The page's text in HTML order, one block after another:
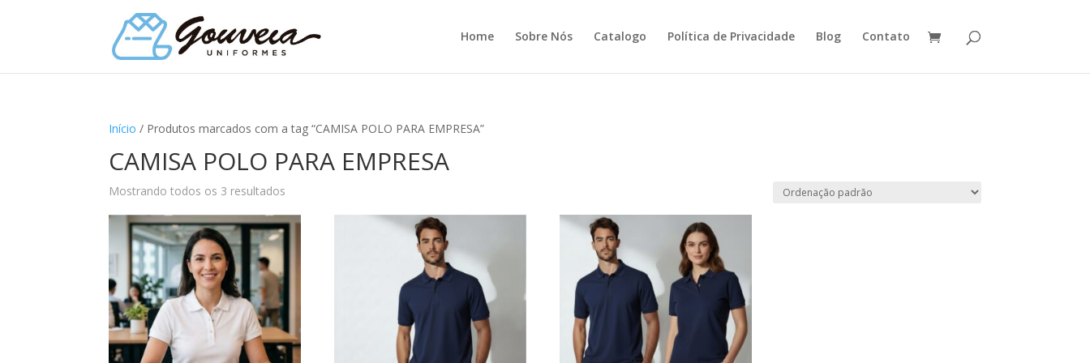
Home Sobre Nós Catalogo Política de Privacidade Blog Contato
Início / Produtos marcados com a tag “CAMISA POLO PARA EMPRESA”
CAMISA POLO PARA EMPRESA
Mostrando todos os 3 resultados